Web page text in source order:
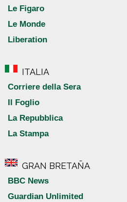
Le Figaro
Le Monde
Liberation
ITALIA
Corriere della Sera
Il Foglio
La Repubblica
La Stampa
GRAN BRETAÑA
BBC News
Guardian Unlimited